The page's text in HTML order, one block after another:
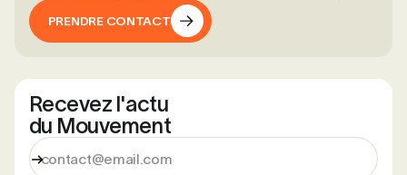
PRENDRE CONTACT
Recevez l'actu
du Mouvement